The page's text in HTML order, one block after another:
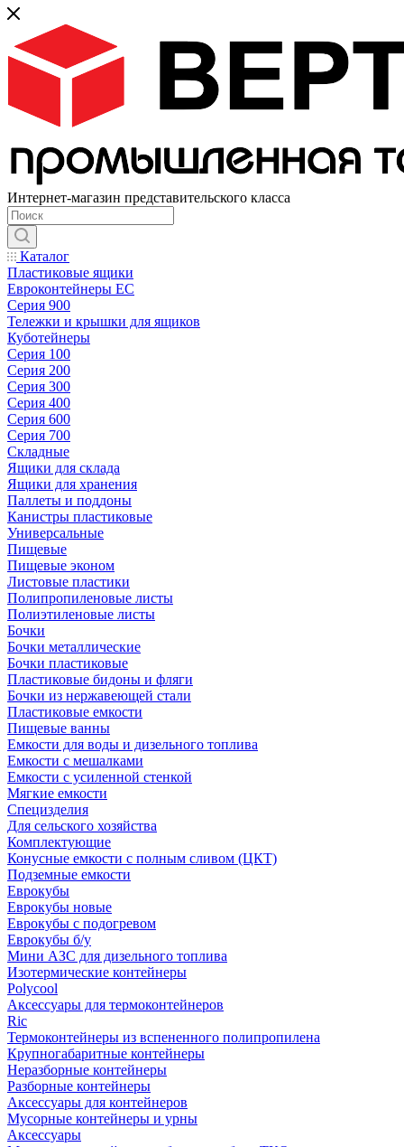
Интернет-магазин представительского класса
Каталог
Пластиковые ящики
Евроконтейнеры ЕС
Серия 900
Тележки и крышки для ящиков
Куботейнеры
Серия 100
Серия 200
Серия 300
Серия 400
Серия 600
Серия 700
Складные
Ящики для склада
Ящики для хранения
Паллеты и поддоны
Канистры пластиковые
Универсальные
Пищевые
Пищевые эконом
Листовые пластики
Полипропиленовые листы
Полиэтиленовые листы
Бочки
Бочки металлические
Бочки пластиковые
Пластиковые бидоны и фляги
Бочки из нержавеющей стали
Пластиковые емкости
Пищевые ванны
Емкости для воды и дизельного топлива
Емкости с мешалками
Емкости с усиленной стенкой
Мягкие емкости
Специзделия
Для сельского хозяйства
Комплектующие
Конусные емкости с полным сливом (ЦКТ)
Подземные емкости
Еврокубы
Еврокубы новые
Еврокубы с подогревом
Еврокубы б/у
Мини АЗС для дизельного топлива
Изотермические контейнеры
Polycool
Аксессуары для термоконтейнеров
Ric
Термоконтейнеры из вспененного полипропилена
Крупногабаритные контейнеры
Неразборные контейнеры
Разборные контейнеры
Аксессуары для контейнеров
Мусорные контейнеры и урны
Аксессуары